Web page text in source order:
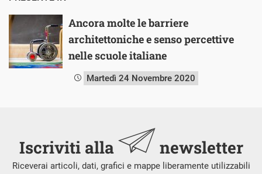
Ancora molte le barriere
architettoniche e senso percettive
nelle scuole italiane
Martedì 24 Novembre 2020
Iscriviti alla newsletter
Riceverai articoli, dati, grafici e mappe liberamente utilizzabili